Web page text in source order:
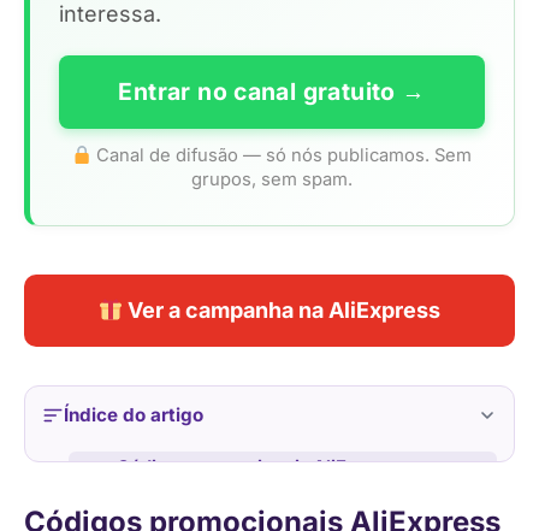
interessa.
Entrar no canal gratuito →
Canal de difusão — só nós publicamos. Sem
grupos, sem spam.
Ver a campanha na AliExpress
Índice do artigo
Códigos promocionais AliExpress
Códigos promocionais AliExpress